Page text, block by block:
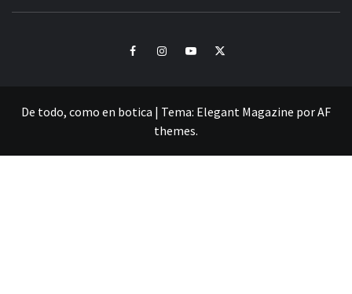
FacebookInstagramYoutubeTwitter
De todo, como en botica | Tema: Elegant Magazine porAF
themes.